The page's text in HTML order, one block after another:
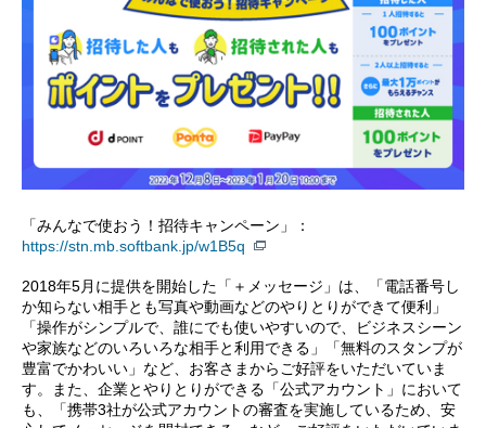
「みんなで使おう！招待キャンペーン」：
https://stn.mb.softbank.jp/w1B5q
2018年5月に提供を開始した「＋メッセージ」は、「電話番号し
か知らない相手とも写真や動画などのやりとりができて便利」
「操作がシンプルで、誰にでも使いやすいので、ビジネスシーン
や家族などのいろいろな相手と利用できる」「無料のスタンプが
豊富でかわいい」など、お客さまからご好評をいただいていま
す。また、企業とやりとりができる「公式アカウント」において
も、「携帯3社が公式アカウントの審査を実施しているため、安